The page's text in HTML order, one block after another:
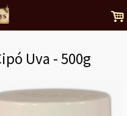
.
Uva - 500g